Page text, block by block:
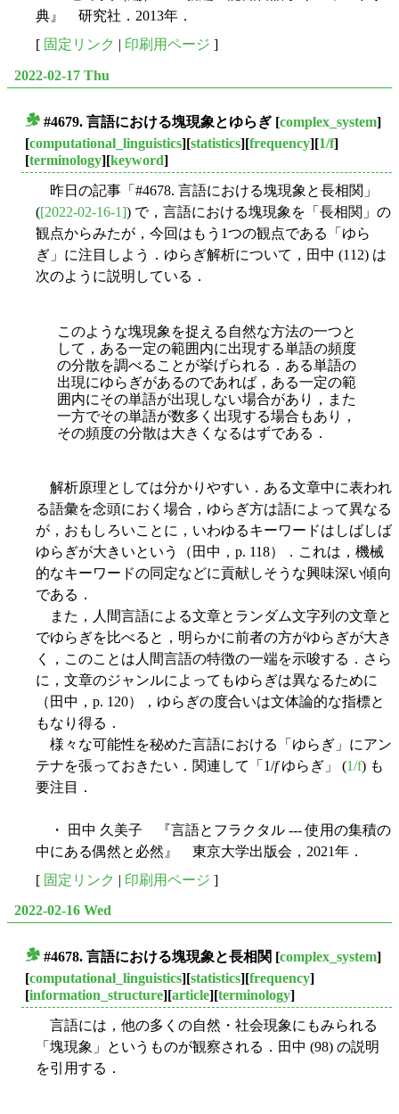
典』 研究社．2013年．
[ 固定リンク | 印刷用ページ ]
2022-02-17 Thu
#4679. 言語における塊現象とゆらぎ [complex_system]
[computational_linguistics][statistics][frequency][1/f]
[terminology][keyword]
昨日の記事「#4678. 言語における塊現象と長相関」
([2022-02-16-1]) で，言語における塊現象を「長相関」の
観点からみたが，今回はもう1つの観点である「ゆら
ぎ」に注目しよう．ゆらぎ解析について，田中 (112) は
次のように説明している．
このような塊現象を捉える自然な方法の一つと
して，ある一定の範囲内に出現する単語の頻度
の分散を調べることが挙げられる．ある単語の
出現にゆらぎがあるのであれば，ある一定の範
囲内にその単語が出現しない場合があり，また
一方でその単語が数多く出現する場合もあり，
その頻度の分散は大きくなるはずである．
解析原理としては分かりやすい．ある文章中に表われ
る語彙を念頭におく場合，ゆらぎ方は語によって異なる
が，おもしろいことに，いわゆるキーワードはしばしば
ゆらぎが大きいという（田中，p. 118）．これは，機械
的なキーワードの同定などに貢献しそうな興味深い傾向
である．
また，人間言語による文章とランダム文字列の文章と
でゆらぎを比べると，明らかに前者の方がゆらぎが大き
く，このことは人間言語の特徴の一端を示唆する．さら
に，文章のジャンルによってもゆらぎは異なるために
（田中，p. 120），ゆらぎの度合いは文体論的な指標と
もなり得る．
様々な可能性を秘めた言語における「ゆらぎ」にアン
テナを張っておきたい．関連して「1/fゆらぎ」 (1/f) も
要注目．
・ 田中 久美子 『言語とフラクタル --- 使用の集積の
中にある偶然と必然』 東京大学出版会，2021年．
[ 固定リンク | 印刷用ページ ]
2022-02-16 Wed
#4678. 言語における塊現象と長相関 [complex_system]
[computational_linguistics][statistics][frequency]
[information_structure][article][terminology]
言語には，他の多くの自然・社会現象にもみられる
「塊現象」というものが観察される．田中 (98) の説明
を引用する．